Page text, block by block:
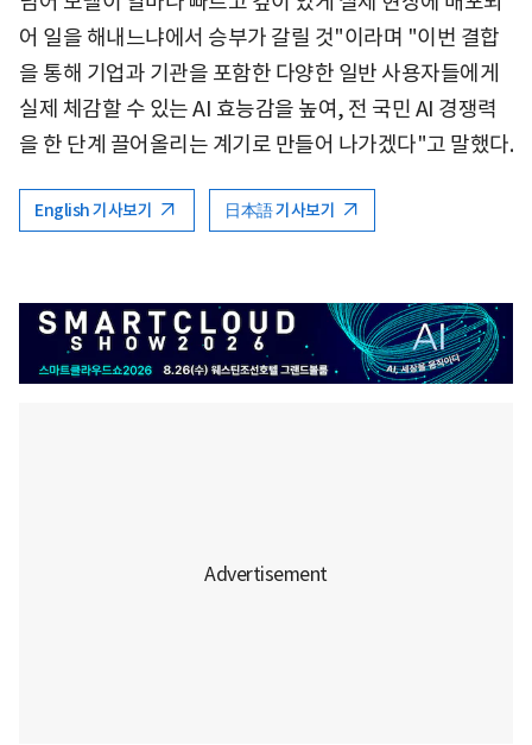
어 일을 해내느냐에서 승부가 갈릴 것"이라며 "이번 결합
을 통해 기업과 기관을 포함한 다양한 일반 사용자들에게
실제 체감할 수 있는 AI 효능감을 높여, 전 국민 AI 경쟁력
을 한 단계 끌어올리는 계기로 만들어 나가겠다"고 말했다.
English 기사보기 日本語 기사보기